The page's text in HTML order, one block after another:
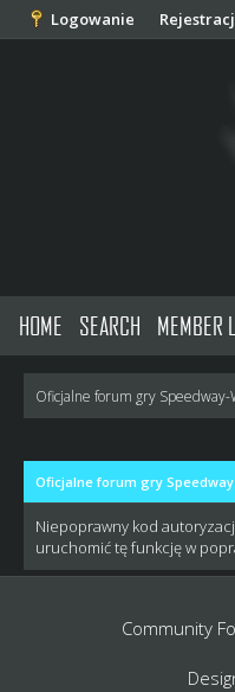
Logowanie
HOME SEARCH MEMBER
Oficjalne forum gry Speedway-
Oficjalne forum gry
Niepoprawny kod
uruchomić tę funkcję w
Community